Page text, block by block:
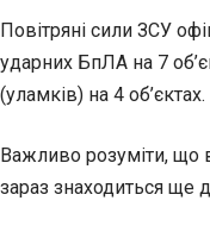
Повітряні сили ЗСУ
ударних БпЛА на 7
(уламків) на 4 об’єктах.
Важливо розуміти, що
зараз знаходиться ще